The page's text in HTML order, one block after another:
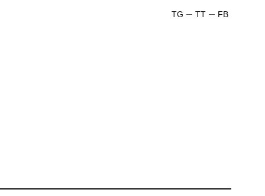
FB
TT
TG